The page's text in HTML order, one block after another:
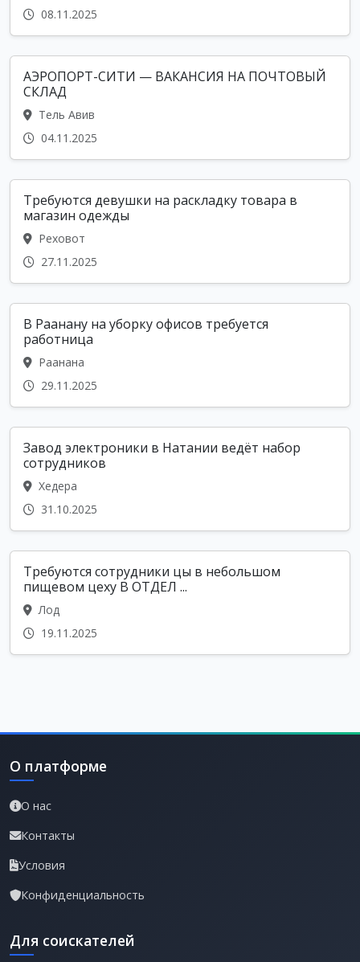
08.11.2025
АЭРОПОРТ-СИТИ — ВАКАНСИЯ НА ПОЧТОВЫЙ
СКЛАД
Тель Авив
04.11.2025
Требуются девушки на раскладку товара в
магазин одежды
Реховот
27.11.2025
В Раанану на уборку офисов требуется
работница
Раанана
29.11.2025
Завод электроники в Натании ведёт набор
сотрудников
Хедера
31.10.2025
Требуются сотрудники цы в небольшом
пищевом цеху В ОТДЕЛ ...
Лод
19.11.2025
О платформе
О нас
Контакты
Условия
Конфиденциальность
Для соискателей